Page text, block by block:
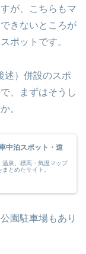
が、こちらもマ
きないところが
ポットです。
述）併設のスポ
、まずはそうし
。
中泊スポット・道
温泉、標高・気温マップ
とめたサイト。
園駐車場もあり